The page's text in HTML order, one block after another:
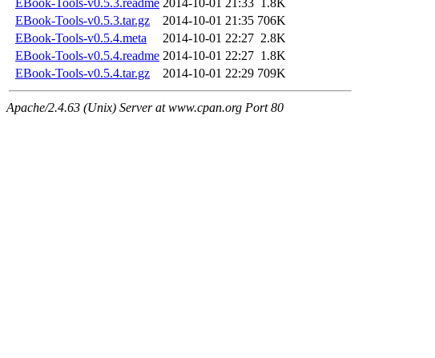
EBook-Tools-v0.5.3.readme 2014-10-01 21:33 1.8K
EBook-Tools-v0.5.3.tar.gz
2014-10-01 21:35 706K
EBook-Tools-v0.5.4.meta
2014-10-01 22:27 2.8K
EBook-Tools-v0.5.4.readme 2014-10-01 22:27 1.8K
EBook-Tools-v0.5.4.tar.gz
2014-10-01 22:29 709K
Apache/2.4.63 (Unix) Server at www.cpan.org Port 80